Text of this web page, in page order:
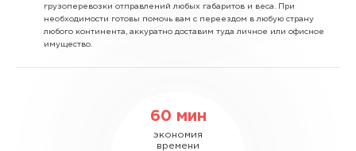
грузоперевозки отправлений любых габаритов и веса. При
необходимости готовы помочь вам с переездом в любую страну
любого континента, аккуратно доставим туда личное или офисное
имущество.
60 мин
экономия
времени